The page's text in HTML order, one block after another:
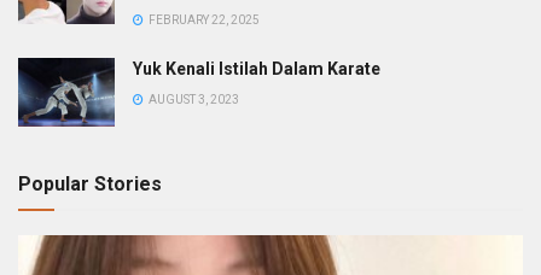
FEBRUARY 22, 2025
Yuk Kenali Istilah Dalam Karate
AUGUST 3, 2023
Popular Stories